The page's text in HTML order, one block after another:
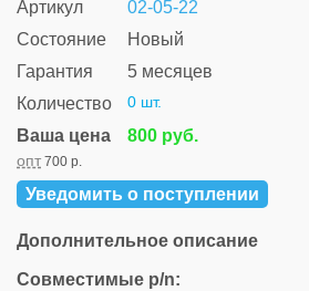
Артикул
02-05-22
Состояние
Новый
Гарантия
5 месяцев
Количество
0 шт.
Ваша цена 800 руб.
опт 700 р.
Уведомить о поступлении
Дополнительное описание
Совместимые p/n: